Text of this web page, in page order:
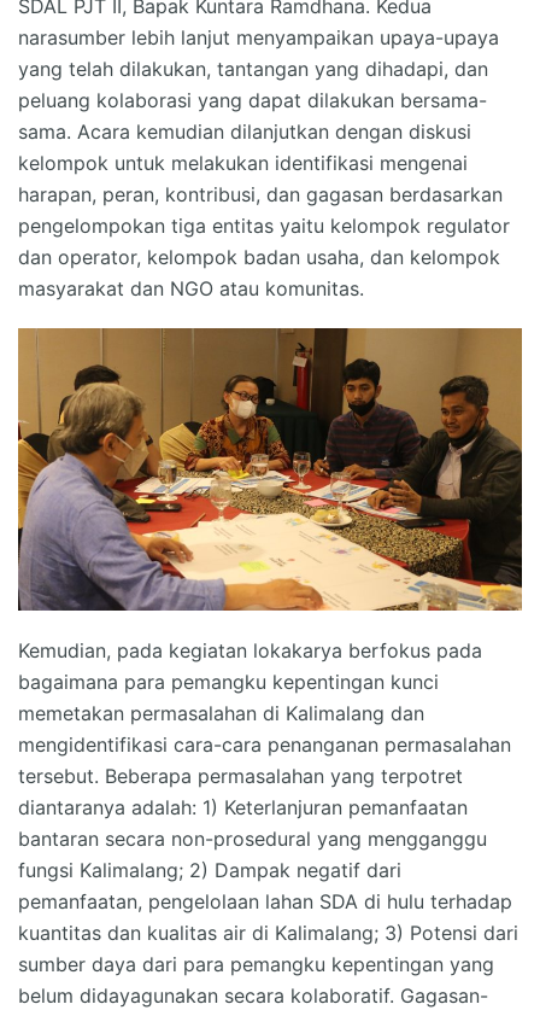
SDAL PJT II, Bapak Kuntara Ramdhana. Kedua
narasumber lebih lanjut menyampaikan upaya-upaya
yang telah dilakukan, tantangan yang dihadapi, dan
peluang kolaborasi yang dapat dilakukan bersama-
sama. Acara kemudian dilanjutkan dengan diskusi
kelompok untuk melakukan identifikasi mengenai
harapan, peran, kontribusi, dan gagasan berdasarkan
pengelompokan tiga entitas yaitu kelompok regulator
dan operator, kelompok badan usaha, dan kelompok
masyarakat dan NGO atau komunitas.
Kemudian, pada kegiatan lokakarya berfokus pada
bagaimana para pemangku kepentingan kunci
memetakan permasalahan di Kalimalang dan
mengidentifikasi cara-cara penanganan permasalahan
tersebut. Beberapa permasalahan yang terpotret
diantaranya adalah: 1) Keterlanjuran pemanfaatan
bantaran secara non-prosedural yang mengganggu
fungsi Kalimalang; 2) Dampak negatif dari
pemanfaatan, pengelolaan lahan SDA di hulu terhadap
kuantitas dan kualitas air di Kalimalang; 3) Potensi dari
sumber daya dari para pemangku kepentingan yang
belum didayagunakan secara kolaboratif. Gagasan-